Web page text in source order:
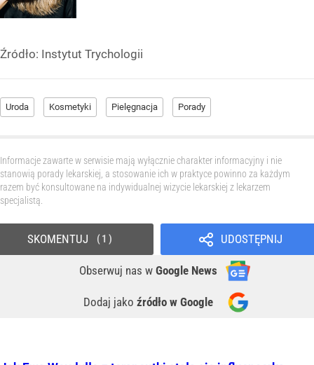
Źródło: Instytut Trychologii
Uroda Kosmetyki Pielęgnacja Porady
Informacje zawarte w serwisie mają wyłącznie charakter informacyjny i nie
stanowią porady lekarskiej, a stosowanie ich w praktyce powinno za każdym
razem być konsultowane na indywidualnej wizycie lekarskiej z lekarzem
specjalistą.
UDOSTĘPNIJ
Obserwuj nas w Google News
Dodaj jako źródło w Google
SKOMENTUJ 1